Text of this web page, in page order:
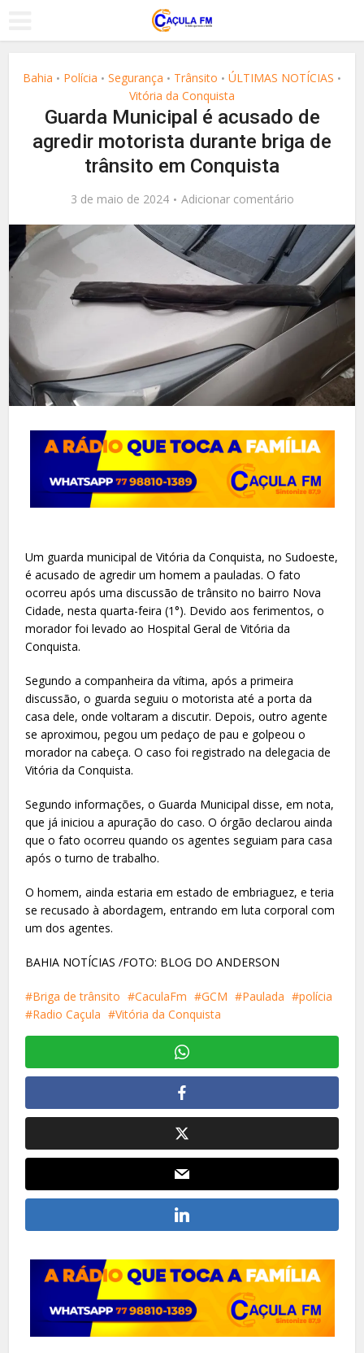
Bahia • Polícia • Segurança • Trânsito • ÚLTIMAS NOTÍCIAS •
Vitória da Conquista
Guarda Municipal é acusado de
agredir motorista durante briga de
trânsito em Conquista
3 de maio de 2024 Adicionar comentário
Um guarda municipal de Vitória da Conquista, no Sudoeste,
é acusado de agredir um homem a pauladas. O fato
ocorreu após uma discussão de trânsito no bairro Nova
Cidade, nesta quarta-feira (1°). Devido aos ferimentos, o
morador foi levado ao Hospital Geral de Vitória da
Conquista.
Segundo a companheira da vítima, após a primeira
discussão, o guarda seguiu o motorista até a porta da
casa dele, onde voltaram a discutir. Depois, outro agente
se aproximou, pegou um pedaço de pau e golpeou o
morador na cabeça. O caso foi registrado na delegacia de
Vitória da Conquista.
Segundo informações, o Guarda Municipal disse, em nota,
que já iniciou a apuração do caso. O órgão declarou ainda
que o fato ocorreu quando os agentes seguiam para casa
após o turno de trabalho.
O homem, ainda estaria em estado de embriaguez, e teria
se recusado à abordagem, entrando em luta corporal com
um dos agentes.
BAHIA NOTÍCIAS /FOTO: BLOG DO ANDERSON
Briga de trânsito CaculaFm GCM Paulada
polícia
Radio Caçula
Vitória da Conquista